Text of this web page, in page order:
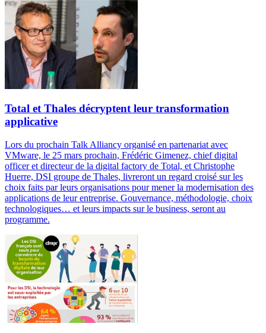
Total et Thales décryptent leur transformation
applicative
Lors du prochain Talk Alliancy organisé en partenariat avec
VMware, le 25 mars prochain, Frédéric Gimenez, chief digital
officer et directeur de la digital factory de Total, et Christophe
Huerre, DSI groupe de Thales, livreront un regard croisé sur les
choix faits par leurs organisations pour mener la modernisation des
applications de leur entreprise. Gouvernance, méthodologie, choix
technologiques… et leurs impacts sur le business, seront au
programme.